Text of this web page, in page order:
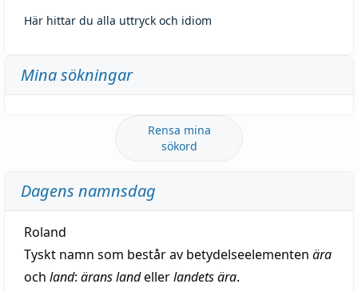
Här hittar du alla uttryck och idiom
Mina sökningar
Rensa mina
sökord
Dagens namnsdag
Roland
Tyskt namn som består av betydelseelementen ära
och land: ärans landellerlandets ära.